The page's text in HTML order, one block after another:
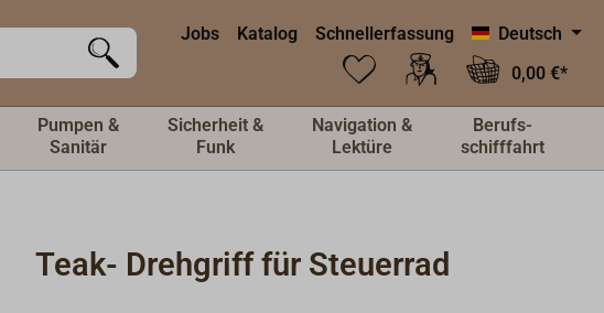
Jobs Katalog Schnellerfassung
Deutsch
0,00 €*
Pumpen &
Sanitär
Sicherheit &
Funk
Navigation &
Lektüre
Berufs-
schifffahrt
Teak- Drehgriff für Steuerrad